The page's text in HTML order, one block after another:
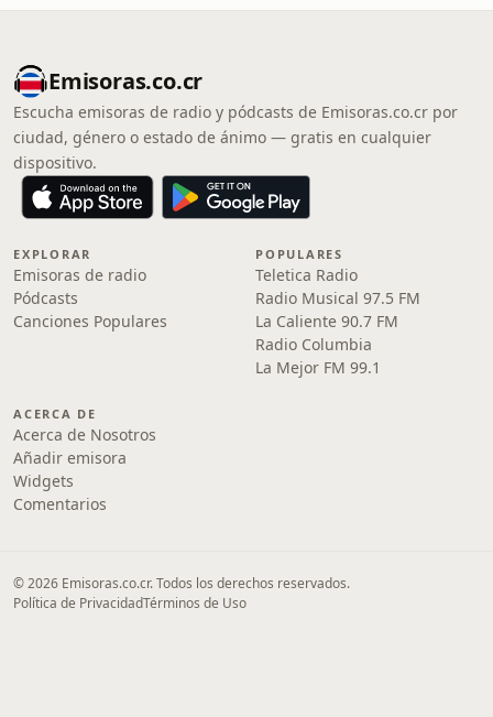
Emisoras.co.cr
Escucha emisoras de radio y pódcasts de Emisoras.co.cr por
ciudad, género o estado de ánimo — gratis en cualquier
dispositivo.
EXPLORAR
Emisoras de radio
Pódcasts
Canciones Populares
POPULARES
Teletica Radio
Radio Musical 97.5 FM
La Caliente 90.7 FM
Radio Columbia
La Mejor FM 99.1
ACERCA DE
Acerca de Nosotros
Añadir emisora
Widgets
Comentarios
© 2026 Emisoras.co.cr. Todos los derechos reservados.
Política de PrivacidadTérminos de Uso